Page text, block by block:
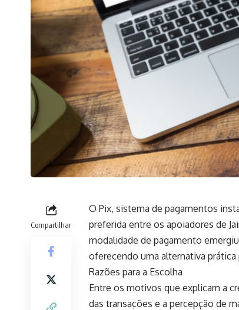
Compartilhar
O Pix, sistema de pagamentos
preferida entre os apoiadores de
modalidade de pagamento
oferecendo uma alternativa prática
Razões para a Escolha
Entre os motivos que explicam a
das transações e a percepção de